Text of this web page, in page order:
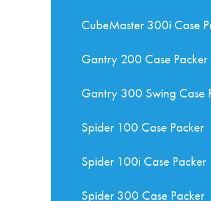
CubeMaster 300i Case
Gantry 200 Case Packer
Gantry 300 Swing Case
Spider 100 Case Packer
Spider 100i Case Packer
Spider 300 Case Packer